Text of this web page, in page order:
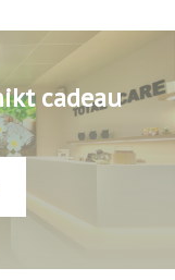
cadeau